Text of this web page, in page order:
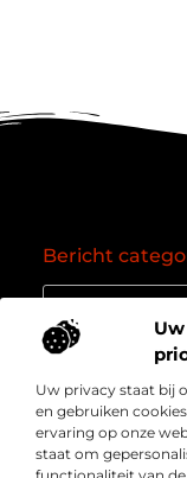
Uw privacy staat bij
en gebruiken
ervaring op onze
staat om
Over
Bedrijf
” Jouw bron
Laat je
Onze
Bericht